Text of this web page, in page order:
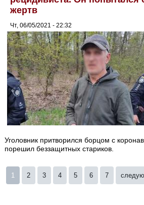
жертв
Чт, 06/05/2021 - 22:32
Уголовник притворился борцом с
порешил беззащитных стариков.
Страницы
1 2 3 4 5 6 7